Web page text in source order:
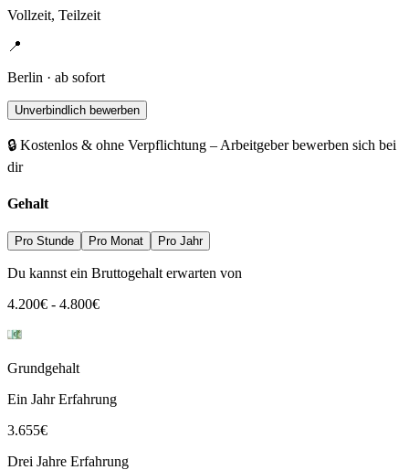
Vollzeit, Teilzeit
📍
Berlin · ab sofort
Unverbindlich bewerben
🔒 Kostenlos & ohne Verpflichtung – Arbeitgeber bewerben sich bei
dir
Gehalt
Pro Stunde Pro Monat Pro Jahr
Du kannst ein Bruttogehalt erwarten von
4.200€ - 4.800€
Grundgehalt
Ein Jahr Erfahrung
3.655€
Drei Jahre Erfahrung